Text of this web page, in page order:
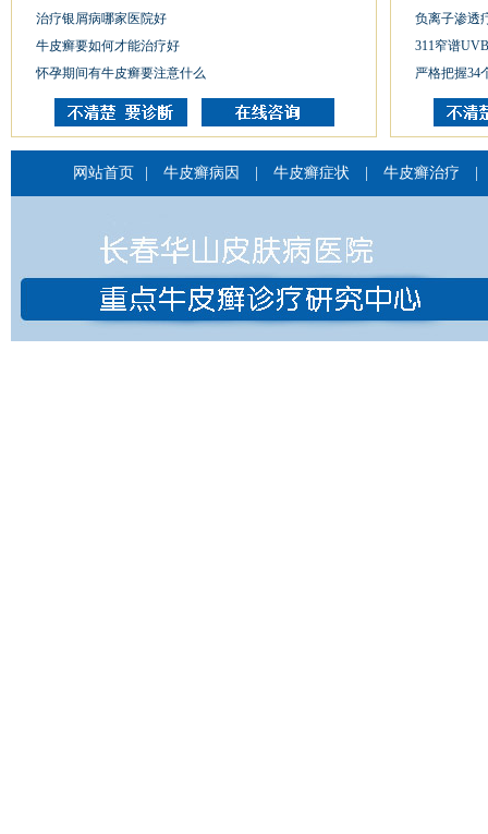
治疗银屑病哪家医院好
牛皮癣要如何才能治疗好
怀孕期间有牛皮癣要注意什么
负离子渗透
311窄谱
严格把握34
网站首页 牛皮癣病因 牛皮癣症状 牛皮癣治疗